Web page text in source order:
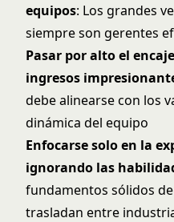
equipos: Los grandes
siempre son gerentes
Pasar por alto el
ingresos
debe alinearse con los
dinámica del equipo
Enfocarse solo en la
ignorando las
fundamentos sólidos
trasladan entre